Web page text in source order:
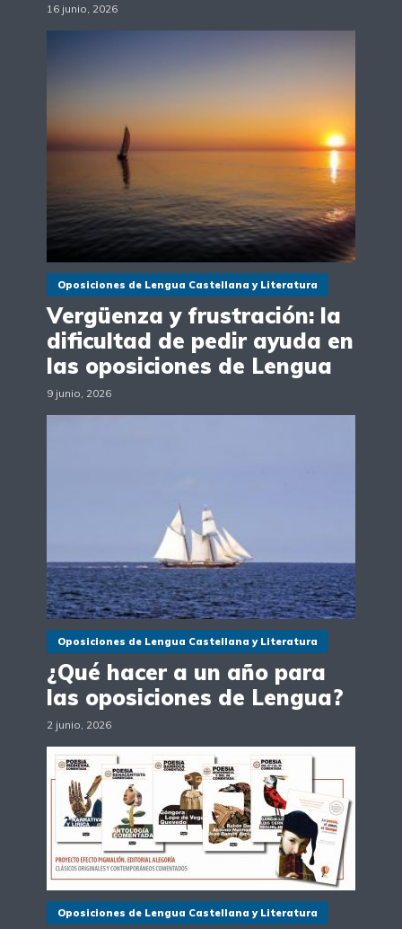
16 junio, 2026
Oposiciones de Lengua Castellana y Literatura
Vergüenza y frustración: la
dificultad de pedir ayuda en
las oposiciones de Lengua
9 junio, 2026
Oposiciones de Lengua Castellana y Literatura
¿Qué hacer a un año para
las oposiciones de Lengua?
2 junio, 2026
Oposiciones de Lengua Castellana y Literatura